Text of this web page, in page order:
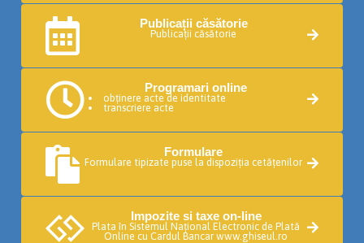
Publicații căsătorie
Publicații căsătorie
Programari online
obținere acte de identitate
transcriere acte
Formulare
Formulare tipizate puse la dispoziția cetățenilor
Impozite si taxe on-line
Plata în Sistemul Naţional Electronic de Plată
Online cu Cardul Bancar www.ghiseul.ro